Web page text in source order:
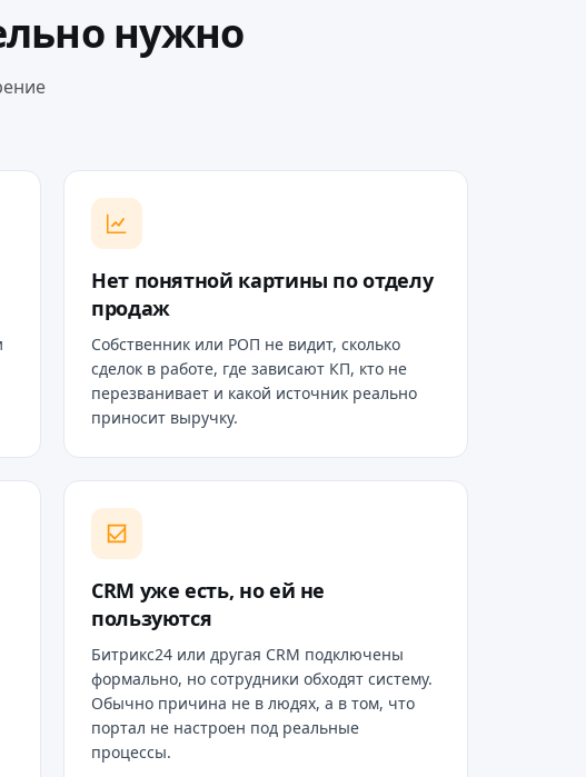
нужно
Нет понятной картины по отделу
продаж
Собственник или РОП не видит, сколько
сделок в работе, где зависают КП, кто не
перезванивает и какой источник реально
приносит выручку.
CRM уже есть, но ей не
пользуются
Битрикс24 или другая CRM подключены
формально, но сотрудники обходят систему.
Обычно причина не в людях, а в том, что
портал не настроен под реальные
процессы.